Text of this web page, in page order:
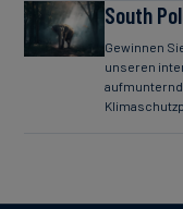
South
Gewinnen
unseren